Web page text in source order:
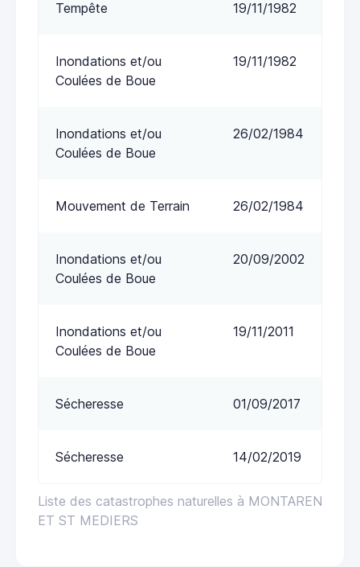
Liste des catastrophes naturelles à MONTAREN
ET ST MEDIERS
Tempête 19/11/1982
Inondations et/ou
Coulées de Boue
19/11/1982
Inondations et/ou
Coulées de Boue
26/02/1984
Mouvement de Terrain 26/02/1984
Inondations et/ou
Coulées de Boue
20/09/2002
Inondations et/ou
Coulées de Boue
19/11/2011
Sécheresse 01/09/2017
Sécheresse 14/02/2019